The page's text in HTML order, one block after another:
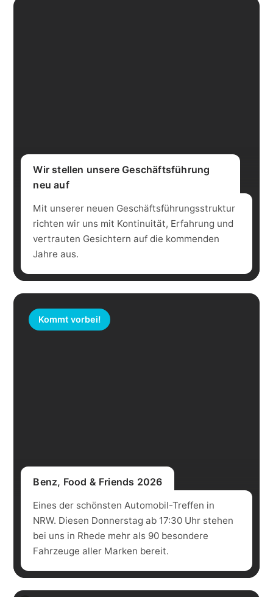
Wir stellen unsere Geschäftsführung
neu auf
Mit unserer neuen Geschäftsführungsstruktur
richten wir uns mit Kontinuität, Erfahrung und
vertrauten Gesichtern auf die kommenden
Jahre aus.
Kommt vorbei!
Benz, Food & Friends 2026
Eines der schönsten Automobil-Treffen in
NRW. Diesen Donnerstag ab 17:30 Uhr stehen
bei uns in Rhede mehr als 90 besondere
Fahrzeuge aller Marken bereit.